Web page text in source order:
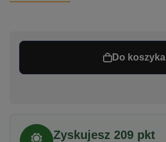
Do koszyka
Zyskujesz 209 pkt